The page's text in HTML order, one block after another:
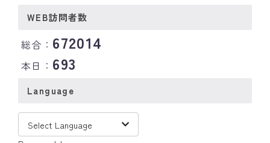
WEB訪問者数
総合： 672014
本日： 693
Language